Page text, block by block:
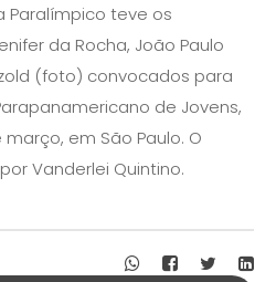
Paralímpico teve os
da Rocha, João Paulo
(foto) convocados para
de Jovens,
em São Paulo. O
Vanderlei Quintino.